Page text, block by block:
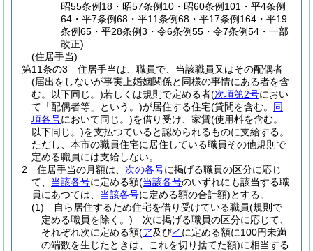
昭55条例18・昭57条例10・昭60条例101・平4条例
64・平7条例68・平11条例68・平17条例164・平19
条例65・平28条例3・令6条例55・令7条例54・一部
改正)
(住居手当)
第11条の3
住居手当は、職員で、当該職員又はその配偶者
(届出をしないが事実上婚姻関係と同様の事情にある者を含
む。以下同じ。)若しくは規則で定める者(次項第2号におい
て「配偶者等」という。)が居住する住宅(貸間を含む。 同
項各号において同じ。)を借り受け、家賃(使用料を含む。
以下同じ。)を支払つていると認められるものに支給する。
ただし、本市の職員住宅に居住している職員その他規則で
定める職員には支給しない。
2
住居手当の月額は、 次の各号に掲げる職員の区分に応じ
て、 当該各号に定める額(当該各号のいずれにも該当する職
員にあつては、 当該各号に定める額の合計額)とする。
(1)
自ら居住するため住宅を借り受けている職員(規則で
定める職員を除く。) 次に掲げる職員の区分に応じて、
それぞれ次に定める額(ア及びイに定める額に100円未満
の端数を生じたときは、これを切り捨てた額)に相当する